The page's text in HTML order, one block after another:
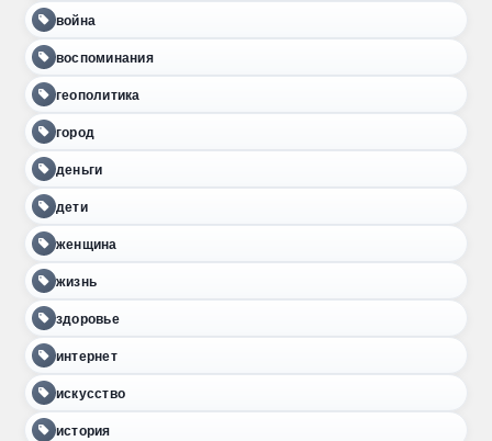
война
воспоминания
геополитика
город
деньги
дети
женщина
жизнь
здоровье
интернет
искусство
история